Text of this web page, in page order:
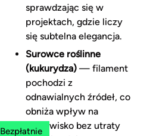
Bezpłatnie
sprawdzając się w
projektach, gdzie liczy
się subtelna elegancja.
Surowce roślinne
(kukurydza)— filament
pochodzi z
odnawialnych źródeł, co
obniża wpływ na
środowisko bez utraty